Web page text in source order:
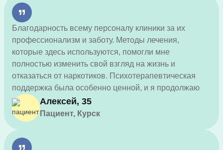
Благодарность всему персоналу клиники за их
профессионализм и заботу. Методы лечения,
которые здесь используются, помогли мне
полностью изменить свой взгляд на жизнь и
отказаться от наркотиков. Психотерапевтическая
поддержка была особенно ценной, и я продолжаю
использовать полученные знания каждый день.
Алексей, 35
Пациент, Курск